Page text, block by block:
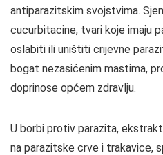
antiparazitskim svojstvima.
cucurbitacine, tvari koje imaju
oslabiti ili uništiti crijevne
bogat nezasićenim mastima,
doprinose općem zdravlju.
U borbi protiv parazita,
na parazitske crve i trakavice,